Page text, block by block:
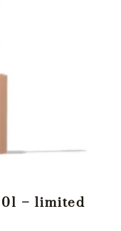
– limited